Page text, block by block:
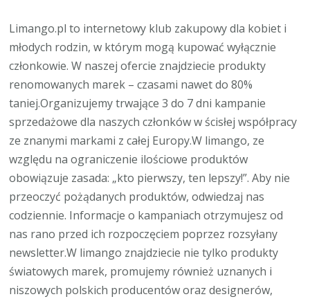
Limango.pl to internetowy klub zakupowy dla kobiet i
młodych rodzin, w którym mogą kupować wyłącznie
członkowie. W naszej ofercie znajdziecie produkty
renomowanych marek – czasami nawet do 80%
taniej.Organizujemy trwające 3 do 7 dni kampanie
sprzedażowe dla naszych członków w ścisłej współpracy
ze znanymi markami z całej Europy.W limango, ze
względu na ograniczenie ilościowe produktów
obowiązuje zasada: „kto pierwszy, ten lepszy!”. Aby nie
przeoczyć pożądanych produktów, odwiedzaj nas
codziennie. Informacje o kampaniach otrzymujesz od
nas rano przed ich rozpoczęciem poprzez rozsyłany
newsletter.W limango znajdziecie nie tylko produkty
światowych marek, promujemy również uznanych i
niszowych polskich producentów oraz designerów,